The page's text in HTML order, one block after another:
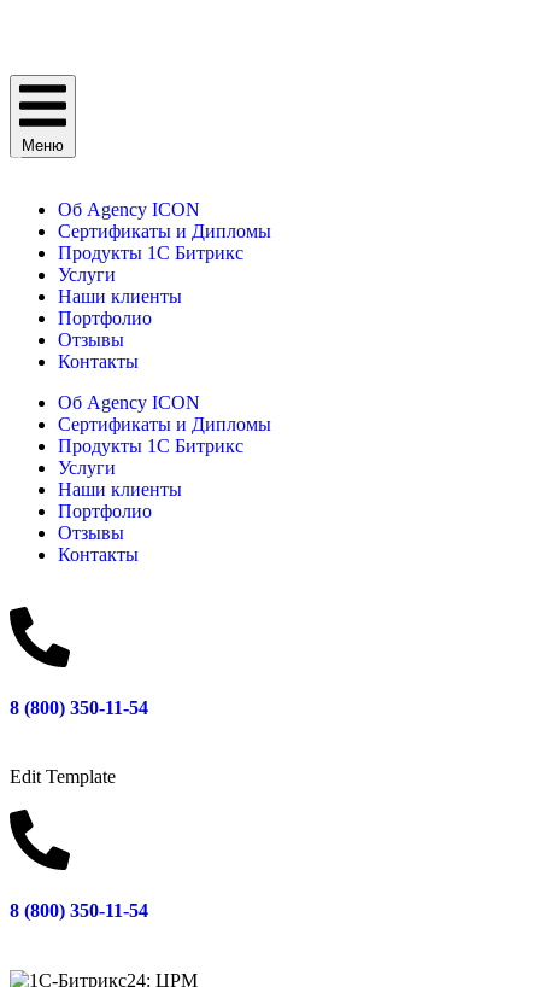
Меню
Об Agency ICON
Сертификаты и Дипломы
Продукты 1С Битрикс
Услуги
Наши клиенты
Портфолио
Отзывы
Контакты
Об Agency ICON
Сертификаты и Дипломы
Продукты 1С Битрикс
Услуги
Наши клиенты
Портфолио
Отзывы
Контакты
8 (800) 350-11-54
Edit Template
8 (800) 350-11-54